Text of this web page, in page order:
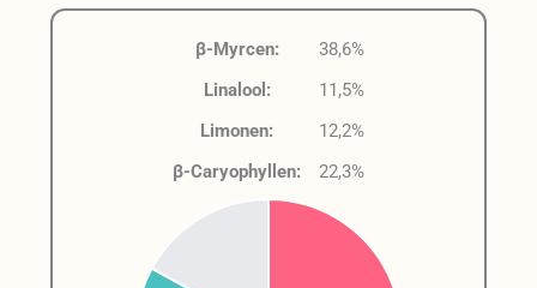
β-Myrcen:
38,6%
Linalool:
11,5%
Limonen:
12,2%
β-Caryophyllen:
22,3%